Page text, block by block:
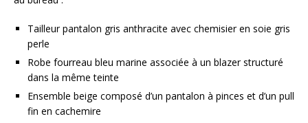
Tailleur pantalon gris anthracite avec chemisier en soie gris
perle
Robe fourreau bleu marine associée à un blazer structuré
dans la même teinte
Ensemble beige composé d’un pantalon à pinces et d’un pull
fin en cachemire